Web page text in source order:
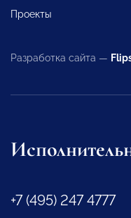
Проекты
Разработка сайта —
+7 (495) 247 4777